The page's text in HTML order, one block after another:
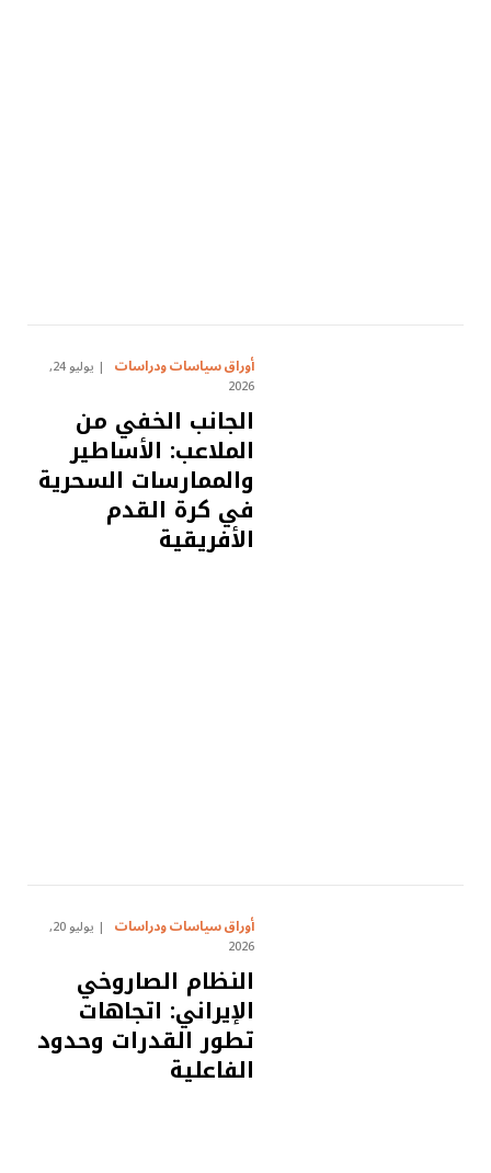
أوراق سياسات ودراسات يوليو 24,
2026
الجانب الخفي من
الملاعب: الأساطير
والممارسات السحرية
في كرة القدم
الأفريقية
أوراق سياسات ودراسات يوليو 20,
2026
النظام الصاروخي
الإيراني: اتجاهات
تطور القدرات وحدود
الفاعلية